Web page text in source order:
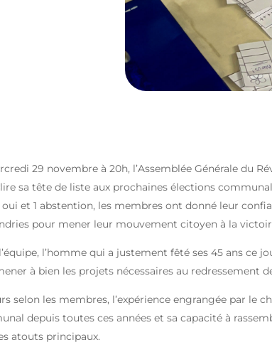
29 novembre à 20h, l’Assemblée Générale du
sa tête de liste aux prochaines élections
oui et 1 abstention, les membres ont donné leur
pour mener leur mouvement citoyen à la
l’homme qui a justement fêté ses 45 ans ce
à bien les projets nécessaires au redressement
selon les membres, l’expérience engrangée par le
depuis toutes ces années et sa capacité à
atouts principaux.